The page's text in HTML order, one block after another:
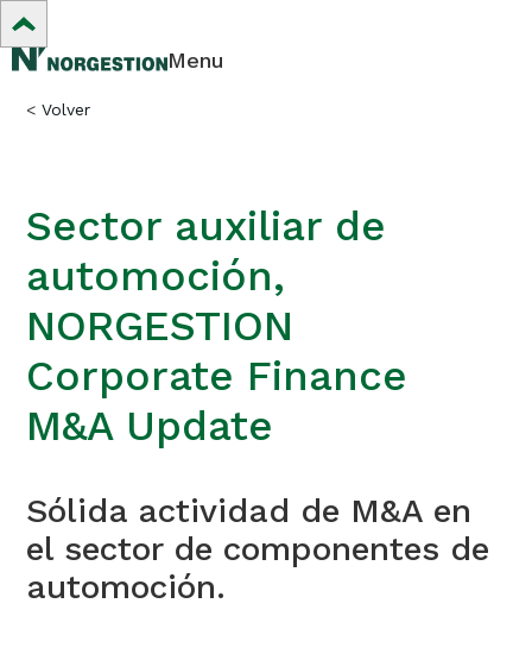
Menu
< Volver
Sector auxiliar de
automoción,
NORGESTION
Corporate Finance
M&A Update
Sólida actividad de M&A en
el sector de componentes de
automoción.